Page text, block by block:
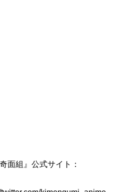
面組』公式サイト：